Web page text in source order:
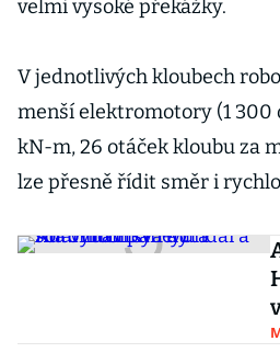
velmi vysoké překážky.
V jednotlivých kloubech
menší elektromotory (1 300
kN-m, 26 otáček kloubu za
lze přesně řídit směr i